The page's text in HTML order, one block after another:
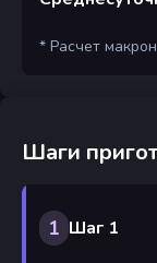
* Расчет
Шаги
1 Шаг 1